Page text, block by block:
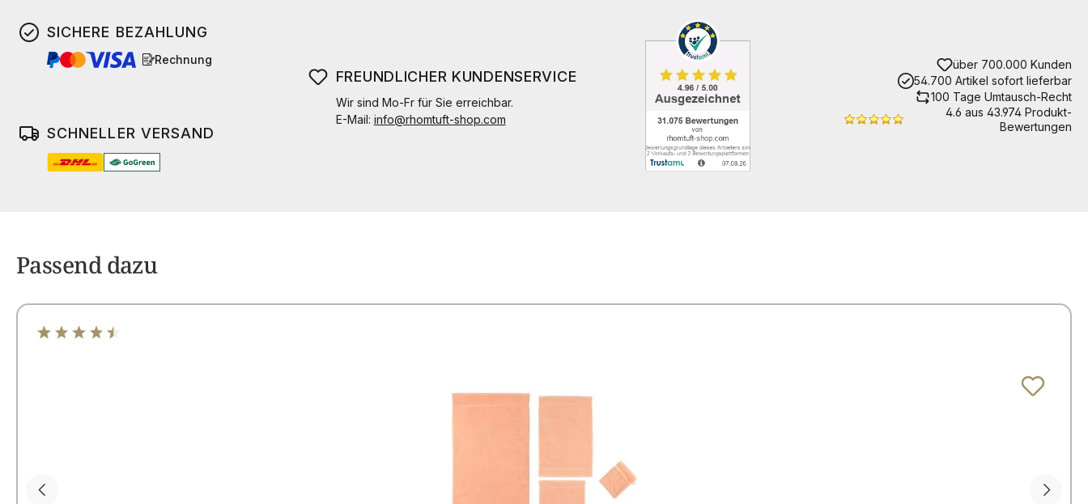
SICHERE BEZAHLUNG
Rechnung
SCHNELLER VERSAND
FREUNDLICHER KUNDENSERVICE
Wir sind Mo-Fr für Sie erreichbar.
E-Mail: info@rhomtuft-shop.com
über 700.000 Kunden
54.700 Artikel sofort lieferbar
100 Tage Umtausch-Recht
4.6 aus 43.974 Produkt-
Bewertungen
Passend dazu